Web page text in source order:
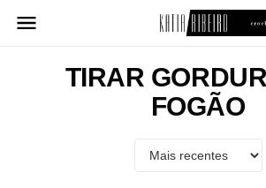
para
TIRAR
FOGÃO